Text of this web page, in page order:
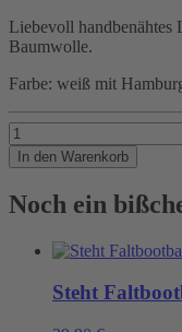
Liebevoll handbenähtes
Baumwolle.
Farbe: weiß mit
Spucken
erlaubt!
Menge
In den Warenkorb
Noch ein
Steht